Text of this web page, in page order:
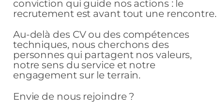
conviction qui guide nos actions : le
recrutement est avant tout une rencontre.
Au-delà des CV ou des compétences
techniques, nous cherchons des
personnes qui partagent nos valeurs,
notre sens du service et notre
engagement sur le terrain.
Envie de nous rejoindre ?